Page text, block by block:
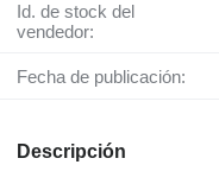
Id. de stock del
vendedor:
Fecha de publicación:
Descripción